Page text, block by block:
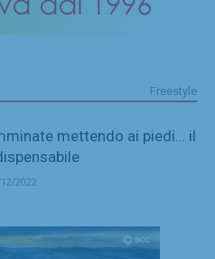
Freestyle
mettendo ai piedi… il
2022